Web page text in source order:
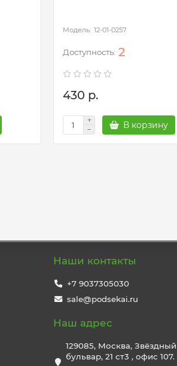
12-01-0257
2
430 р.
В корзину
Наши контакты
+7 9037305030
sale@podsekai.ru
Наш адрес
129085, Москва, Звёздный
бульвар, 21 ст3 , офис